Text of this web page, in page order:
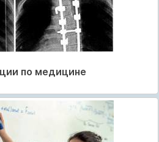
по медицине